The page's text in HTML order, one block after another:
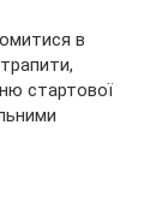
в
стартової